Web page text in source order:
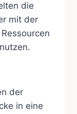
die
mit der
der
in eine